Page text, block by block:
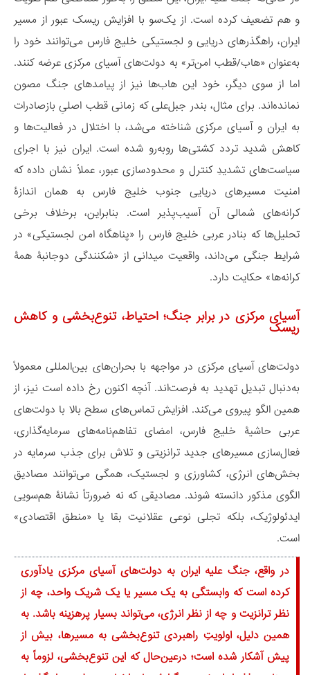
و هم تضعیف کرده است. از یک‌سو با افزایش ریسک عبور از مسیر
ایران، راهگذرهای دریایی و لجستیکی خلیج فارس می‌توانند خود را
به‌عنوان «هاب/قطب امن‌تر» به دولت‌های آسیای مرکزی عرضه کنند.
اما از سوی دیگر، خود این هاب‌ها نیز از پیامدهای جنگ مصون
نمانده‌اند. برای مثال، بندر جبل‌علی که زمانی قطب اصلیِ بازصادرات
به ایران و آسیای مرکزی شناخته می‌شد، با اختلال در فعالیت‌ها و
کاهش شدید تردد کشتی‌ها روبه‌رو شده است. ایران نیز با اجرای
سیاست‌های تشدیدِ کنترل و محدودسازی عبور، عملاً نشان داده که
امنیت مسیرهای دریایی جنوب خلیج فارس به همان اندازۀ
کرانه‌های شمالی آن آسیب‌پذیر است. بنابراین، برخلاف برخی
تحلیل‌ها که بنادر عربی خلیج فارس را «پناهگاه امن لجستیکی» در
شرایط جنگی می‌داند، واقعیت میدانی از «شکنندگی دوجانبۀ همۀ
کرانه‌ها» حکایت دارد.
آسیای مرکزی در برابر جنگ؛ احتیاط، تنوع‌بخشی و کاهش
ریسک
دولت‌های آسیای مرکزی در مواجهه با بحران‌های بین‌المللی معمولاً
به‌دنبال تبدیل تهدید به فرصت‌اند. آنچه اکنون رخ داده است نیز، از
همین الگو پیروی می‌کند. افزایش تماس‌های سطح بالا با دولت‌های
عربی حاشیۀ خلیج فارس، امضای تفاهم‌نامه‌های سرمایه‌گذاری،
فعال‌سازی مسیرهای جدید ترانزیتی و تلاش برای جذب سرمایه در
بخش‌های انرژی، کشاورزی و لجستیک، همگی می‌توانند مصادیق
الگوی مذکور دانسته شوند. مصادیقی که نه ضرورتاً نشانۀ هم‌سویی
ایدئولوژیک، بلکه تجلی نوعی عقلانیت بقا یا «منطق اقتصادی»
است.
در واقع، جنگ علیه ایران به دولت‌های آسیای مرکزی یادآوری
کرده است که وابستگی به یک مسیر یا یک شریک واحد، چه از
نظر ترانزیت و چه از نظر انرژی، می‌تواند بسیار پرهزینه باشد. به
همین دلیل، اولویتِ راهبردی تنوع‌بخشی به مسیرها، بیش از
پیش آشکار شده است؛ درعین‌حال که این تنوع‌بخشی، لزوماً به